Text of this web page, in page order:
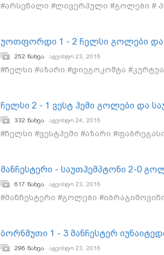
#არსენალი #ლივერპული #გოლები #
უოთფორდი 1 - 2 ჩელსი გოლები და
252 ნახვა აგვისტო 23, 2016
#ჩელსი #აზარი #დიეგოკოშტა
ჩელსი 2 - 1 ვესტ ჰემი გოლები და
332 ნახვა აგვისტო 24, 2016
#ჩელსი #ვესტჰემი #აზარი
მანჩესტერი - საუთჰემპტონი 2-0
617 ნახვა აგვისტო 23, 2016
#მანჩესტერი #გოლები
ბორნმუთი 1 - 3 მანჩესტერ
296 ნახვა აგვისტო 23, 2016